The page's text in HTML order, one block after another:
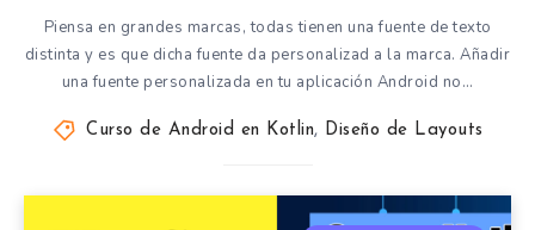
Piensa en grandes marcas, todas tienen una fuente de texto
distinta y es que dicha fuente da personalizad a la marca. Añadir
una fuente personalizada en tu aplicación Android no…
Curso de Android en Kotlin, Diseño de Layouts